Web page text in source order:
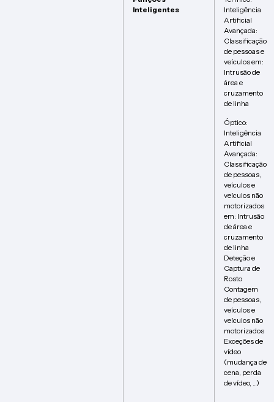
Inteligentes
Inteligência
Artificial
Avançada:
Classificação
de pessoas e
veículos em:
Intrusão de
área e
cruzamento
de linha
Óptico:
Inteligência
Artificial
Avançada:
Classificação
de pessoas,
veículos e
veículos não
motorizados
em: Intrusão
de área e
cruzamento
de linha
Deteção e
Captura de
Rosto
Contagem
de pessoas,
veículos e
veículos não
motorizados
Exceções de
vídeo
(mudança de
cena, perda
de vídeo, …)